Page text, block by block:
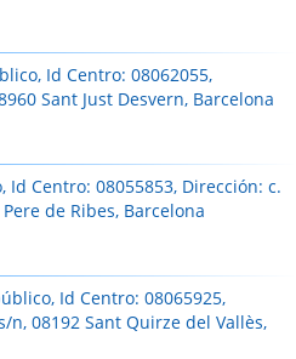
Id Centro: 08062055,
Sant Just Desvern, Barcelona
Id Centro: 08055853, Dirección: c.
de Ribes, Barcelona
Id Centro: 08065925,
n, 08192 Sant Quirze del Vallès,